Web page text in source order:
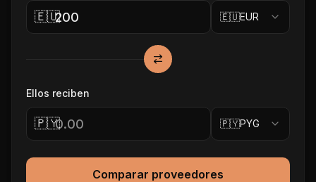
🇪🇺 🇪🇺EUR
Ellos reciben
🇵🇾 🇵🇾PYG
Comparar proveedores